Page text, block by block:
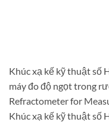
Khúc xạ kế kỹ thuật số
máy đo độ ngọt trong
Refractometer for
Khúc xạ kế kỹ thuật số